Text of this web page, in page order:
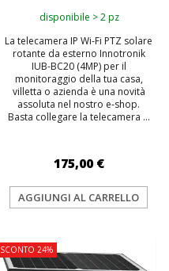
disponibile > 2 pz
La telecamera IP Wi-Fi PTZ solare
rotante da esterno Innotronik
IUB-BC20 (4MP) per il
monitoraggio della tua casa,
villetta o azienda è una novità
assoluta nel nostro e-shop.
Basta collegare la telecamera ...
175,00 €
AGGIUNGI AL CARRELLO
SCONTO 24%